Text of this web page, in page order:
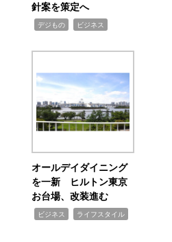
針案を策定へ
デジもの ビジネス
オールデイダイニング
を一新 ヒルトン東京
お台場、改装進む
ビジネス ライフスタイル